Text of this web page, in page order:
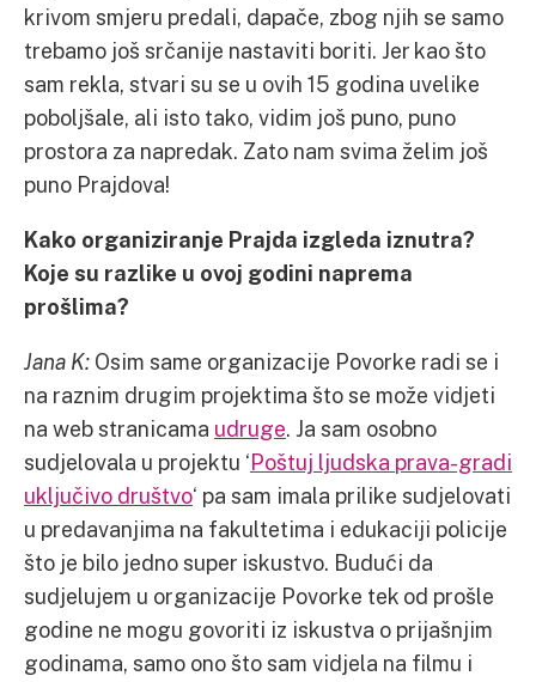
krivom smjeru predali, dapače, zbog njih se samo
trebamo još srčanije nastaviti boriti. Jer kao što
sam rekla, stvari su se u ovih 15 godina uvelike
poboljšale, ali isto tako, vidim još puno, puno
prostora za napredak. Zato nam svima želim još
puno Prajdova!
Kako organiziranje Prajda izgleda iznutra?
Koje su razlike u ovoj godini naprema
prošlima?
Jana K: Osim same organizacije Povorke radi se i
na raznim drugim projektima što se može vidjeti
na web stranicama udruge. Ja sam osobno
sudjelovala u projektu ‘Poštuj ljudska prava-gradi
uključivo društvo‘ pa sam imala prilike sudjelovati
u predavanjima na fakultetima i edukaciji policije
što je bilo jedno super iskustvo. Budući da
sudjelujem u organizacije Povorke tek od prošle
godine ne mogu govoriti iz iskustva o prijašnjim
godinama, samo ono što sam vidjela na filmu i